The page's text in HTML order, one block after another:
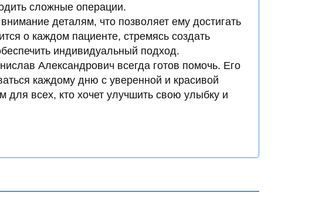
сложные операции.
деталям, что позволяет ему достигать
о каждом пациенте, стремясь создать
индивидуальный подход.
Александрович всегда готов помочь. Его
каждому дню с уверенной и красивой
всех, кто хочет улучшить свою улыбку и